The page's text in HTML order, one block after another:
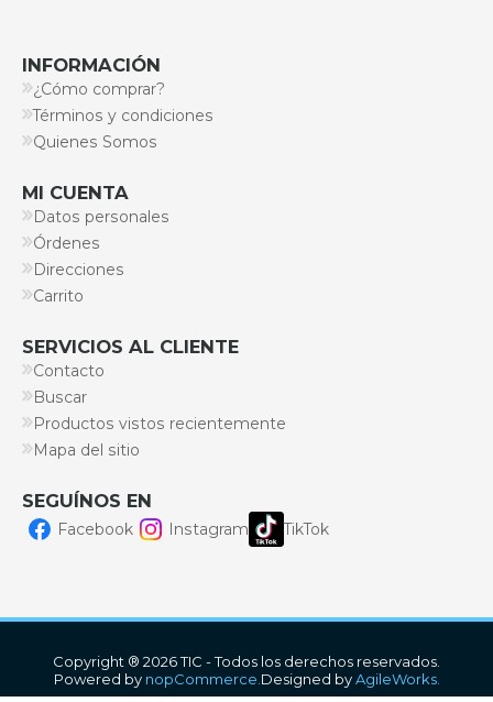
INFORMACIÓN
¿Cómo comprar?
Términos y condiciones
Quienes Somos
MI CUENTA
Datos personales
Órdenes
Direcciones
Carrito
SERVICIOS AL CLIENTE
Contacto
Buscar
Productos vistos recientemente
Mapa del sitio
SEGUÍNOS EN
Facebook Instagram TikTok
Copyright ® 2026 TIC - Todos los derechos reservados.
Powered by nopCommerce. Designed byAgileWorks.